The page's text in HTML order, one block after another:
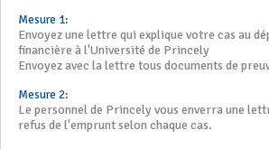
Mesure 1:
Envoyez une lettre qui explique votre cas au
financière à l'Université de Princely
Envoyez avec la lettre tous documents de
Mesure 2:
Le personnel de Princely vous enverra une
refus de l'emprunt selon chaque cas.